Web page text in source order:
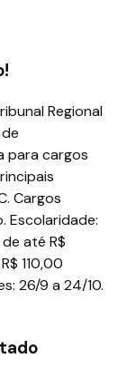
Regional
para cargos
Cargos
Escolaridade:
até R$
110,00
26/9 a 24/10.